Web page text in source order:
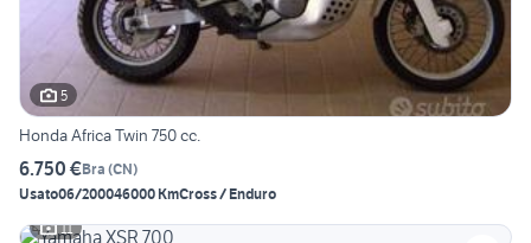
5
Honda Africa Twin 750 cc.
6.750 €Bra (CN)
Usato06/200046000 KmCross / Enduro
11